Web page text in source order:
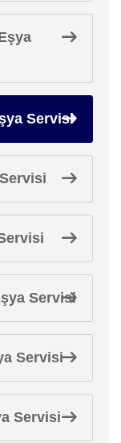
Servisi
Servisi
Servisi
Servisi